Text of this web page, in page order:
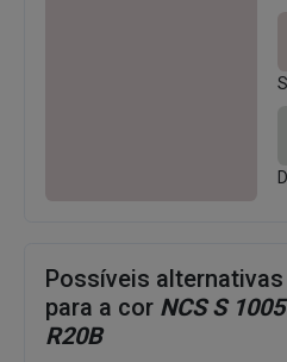
Possíveis alternativas
para a cor NCS S
R20B